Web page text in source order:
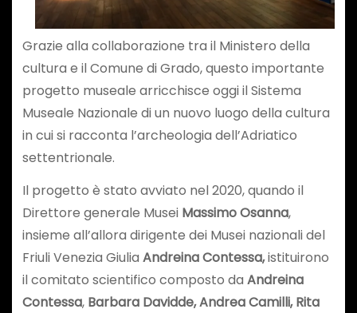
Grazie alla collaborazione tra il Ministero della
cultura e il Comune di Grado, questo importante
progetto museale arricchisce oggi il Sistema
Museale Nazionale di un nuovo luogo della cultura
in cui si racconta l’archeologia dell’Adriatico
settentrionale.
Il progetto è stato avviato nel 2020, quando il
Direttore generale Musei Massimo Osanna,
insieme all’allora dirigente dei Musei nazionali del
Friuli Venezia Giulia Andreina Contessa,istituirono
il comitato scientifico composto da Andreina
Contessa, Barbara Davidde, Andrea Camilli, Rita